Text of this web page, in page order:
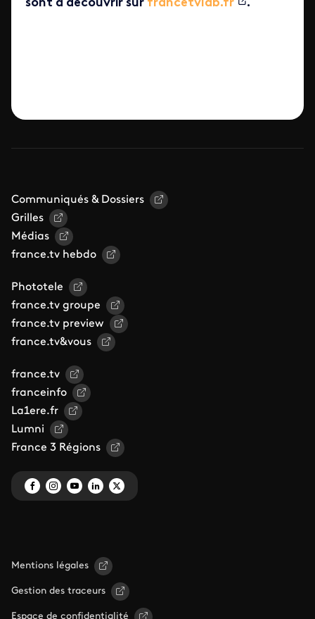
sont à découvrir sur francetvlab.fr .
Communiqués & Dossiers
Grilles
Médias
france.tv hebdo
Phototele
france.tv groupe
france.tv preview
france.tv&vous
france.tv
franceinfo
La1ere.fr
Lumni
France 3 Régions
Mentions légales
Gestion des traceurs
Espace de confidentialité